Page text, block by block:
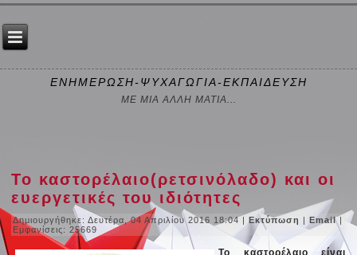
ΕΝΗΜΕΡΩΣΗ-ΨΥΧΑΓΩΓΙΑ-ΕΚΠΑΙΔΕΥΣΗ
ΜΕ ΜΙΑ ΑΛΛΗ ΜΑΤΙΑ...
Το καστορέλαιο(ρετσινόλαδο) και οι
ευεργετικές του ιδιότητες
Δημιουργήθηκε: Δευτέρα, 04 Απριλίου 2016 18:04|Εκτύπωση |Email|
Εμφανίσεις: 25669
Το καστορέλαιο είναι